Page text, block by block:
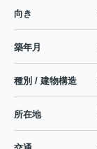
向き
築年月
種別 / 建物構造
所在地